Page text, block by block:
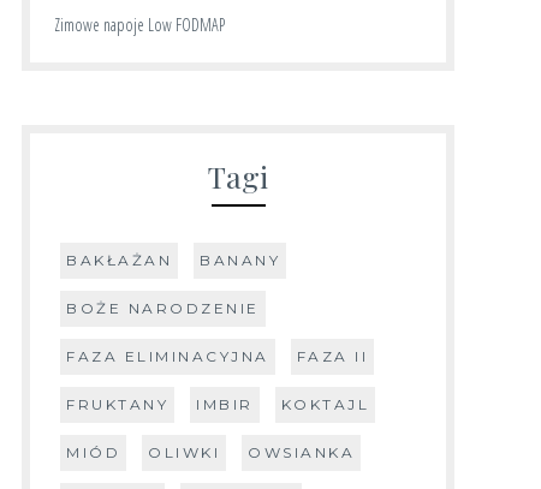
Zimowe napoje Low FODMAP
Tagi
BAKŁAŻAN BANANY
BOŻE NARODZENIE
FAZA ELIMINACYJNA FAZA II
FRUKTANY IMBIR KOKTAJL
MIÓD OLIWKI OWSIANKA